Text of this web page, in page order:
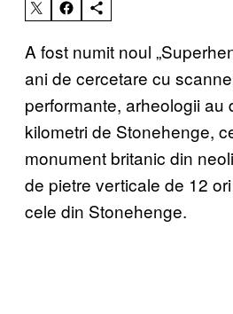
A fost numit noul
ani de cercetare cu
performante, arheologii au
kilometri de Stonehenge,
monument britanic din
de pietre verticale de 12
cele din Stonehenge.